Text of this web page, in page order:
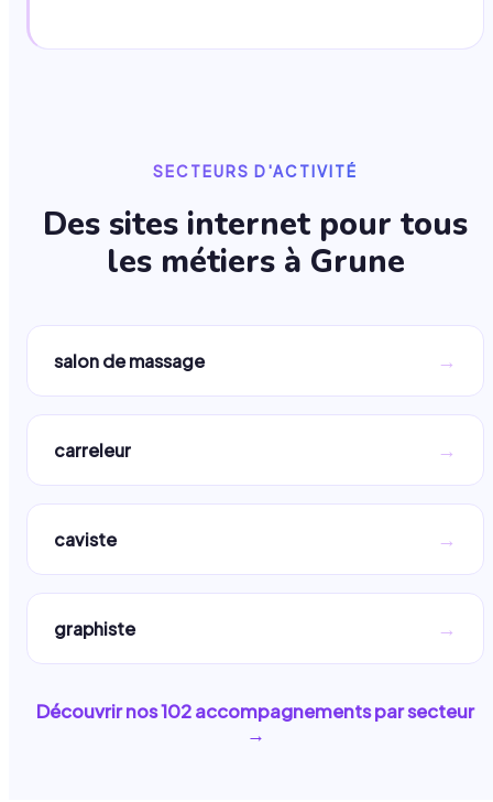
SECTEURS D'ACTIVITÉ
Des sites internet pour tous
les métiers à Grune
salon de massage →
carreleur →
caviste →
graphiste →
Découvrir nos102accompagnements par secteur
→